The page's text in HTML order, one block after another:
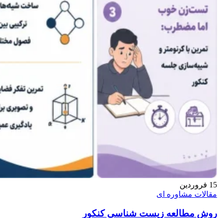
15 فروردین
مقالات مشاوره ای
روش مطالعه زیست شناسی کنکور